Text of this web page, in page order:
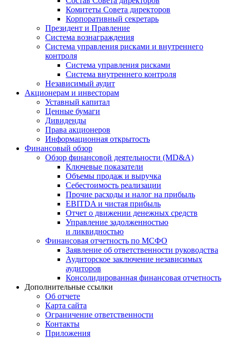
Комитеты Совета директоров
Корпоративный секретарь
Президент и Правление
Система вознаграждения
Система управления рисками и внутреннего
контроля
Система управления рисками
Система внутреннего контроля
Независимый аудит
Акционерам и инвесторам
Уставный капитал
Ценные бумаги
Дивиденды
Права акционеров
Информационная открытость
Финансовый обзор
Обзор финансовой деятельности (MD&A)
Ключевые показатели
Объемы продаж и выручка
Себестоимость реализации
Прочие расходы и налог на прибыль
EBITDA и чистая прибыль
Отчет о движении денежных средств
Управление задолженностью
и ликвидностью
Финансовая отчетность по МСФО
Заявление об ответственности руководства
Аудиторское заключение независимых
аудиторов
Консолидированная финансовая отчетность
Дополнительные ссылки
Об отчете
Карта сайта
Ограничение ответственности
Контакты
Приложения